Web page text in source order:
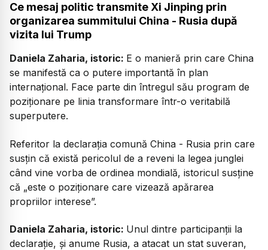
Ce mesaj politic transmite Xi Jinping prin
organizarea summitului China - Rusia după
vizita lui Trump
Daniela Zaharia, istoric: E o manieră prin care China
se manifestă ca o putere importantă în plan
internațional. Face parte din întregul său program de
poziționare pe linia transformare într-o veritabilă
superputere.
Referitor la declarația comună China - Rusia prin care
susțin că există pericolul de a reveni la legea junglei
când vine vorba de ordinea mondială, istoricul susține
că „este o poziționare care vizează apărarea
propriilor interese”.
Daniela Zaharia, istoric: Unul dintre participanții la
declarație, și anume Rusia, a atacat un stat suveran,